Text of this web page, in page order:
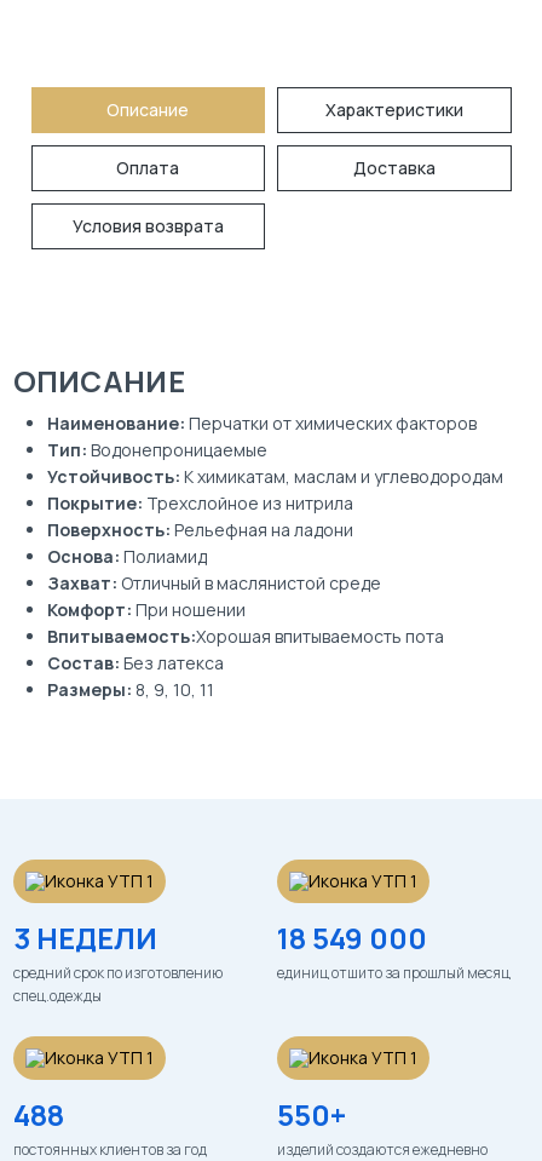
Описание Характеристики
Оплата Доставка
Условия возврата
ОПИСАНИЕ
Наименование: Перчатки от химических факторов
Тип: Водонепроницаемые
Устойчивость: К химикатам, маслам и углеводородам
Покрытие: Трехслойное из нитрила
Поверхность: Рельефная на ладони
Основа: Полиамид
Захват: Отличный в маслянистой среде
Комфорт: При ношении
Впитываемость:Хорошая впитываемость пота
Состав: Без латекса
Размеры: 8, 9, 10, 11
3 НЕДЕЛИ
средний срок по изготовлению
спец.одежды
18 549 000
единиц отшито за прошлый месяц
488
постоянных клиентов за год
550+
изделий создаются ежедневно